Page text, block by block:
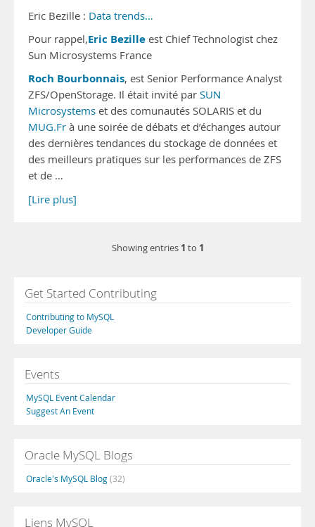
Eric Bezille : Data trends…
Pour rappel,Eric Bezille est Chief Technologist chez
Sun Microsystems France
Roch Bourbonnais, est Senior Performance Analyst
ZFS/OpenStorage. Il était invité par SUN
Microsystems et des comunautés SOLARIS et du
MUG.Fr à une soirée de débats et d’échanges autour
des dernières tendances du stockage de données et
des meilleurs pratiques sur les performances de ZFS
et de …
[Lire plus]
Showing entries 1 to 1
Get Started Contributing
Contributing to MySQL
Developer Guide
Events
MySQL Event Calendar
Suggest An Event
Oracle MySQL Blogs
Oracle's MySQL Blog(32)
Liens MySQL